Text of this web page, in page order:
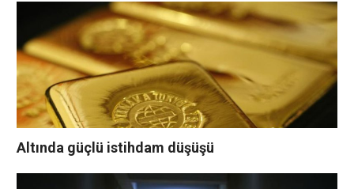
Altında güçlü istihdam düşüşü